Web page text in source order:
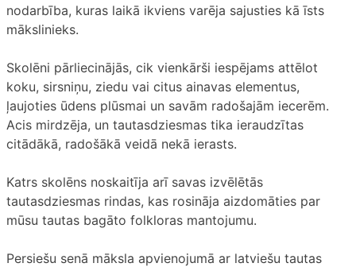
nodarbība, kuras laikā ikviens varēja sajusties kā īsts
mākslinieks.
Skolēni pārliecinājās, cik vienkārši iespējams attēlot
koku, sirsniņu, ziedu vai citus ainavas elementus,
ļaujoties ūdens plūsmai un savām radošajām iecerēm.
Acis mirdzēja, un tautasdziesmas tika ieraudzītas
citādākā, radošākā veidā nekā ierasts.
Katrs skolēns noskaitīja arī savas izvēlētās
tautasdziesmas rindas, kas rosināja aizdomāties par
mūsu tautas bagāto folkloras mantojumu.
Persiešu senā māksla apvienojumā ar latviešu tautas